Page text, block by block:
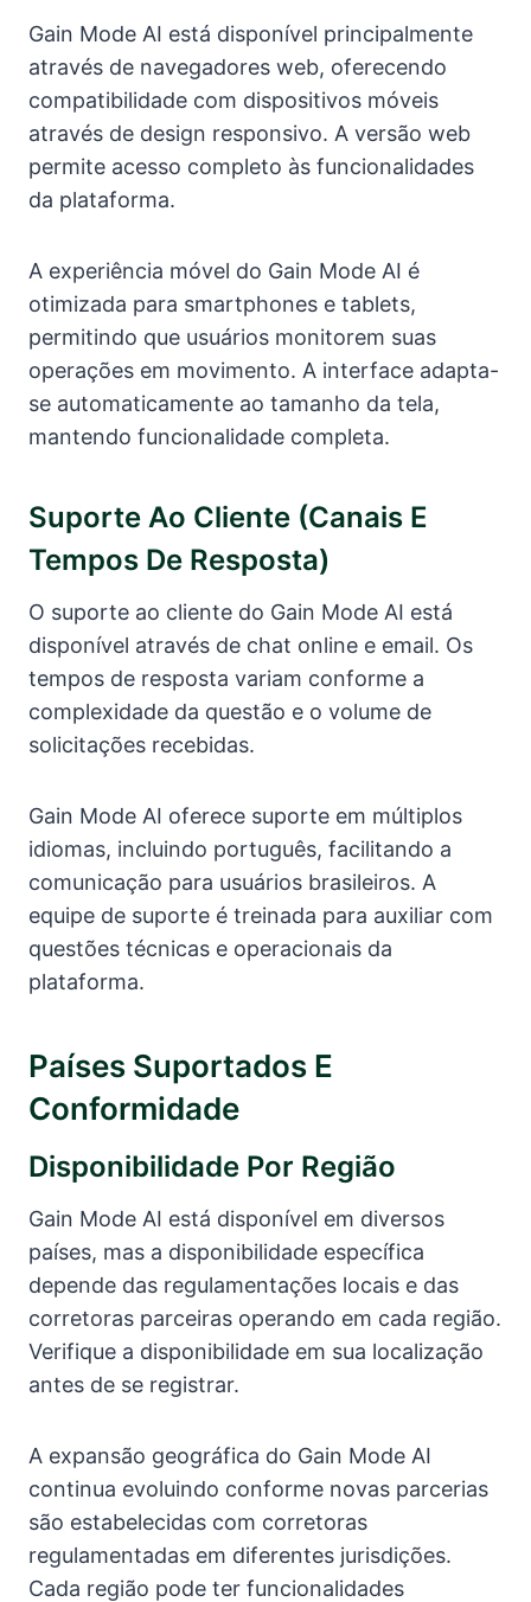
Gain Mode AI está disponível principalmente
através de navegadores web, oferecendo
compatibilidade com dispositivos móveis
através de design responsivo. A versão web
permite acesso completo às funcionalidades
da plataforma.
A experiência móvel do Gain Mode AI é
otimizada para smartphones e tablets,
permitindo que usuários monitorem suas
operações em movimento. A interface adapta-
se automaticamente ao tamanho da tela,
mantendo funcionalidade completa.
Suporte Ao Cliente (canais E
Tempos De Resposta)
O suporte ao cliente do Gain Mode AI está
disponível através de chat online e email. Os
tempos de resposta variam conforme a
complexidade da questão e o volume de
solicitações recebidas.
Gain Mode AI oferece suporte em múltiplos
idiomas, incluindo português, facilitando a
comunicação para usuários brasileiros. A
equipe de suporte é treinada para auxiliar com
questões técnicas e operacionais da
plataforma.
Países Suportados E
Conformidade
Disponibilidade Por Região
Gain Mode AI está disponível em diversos
países, mas a disponibilidade específica
depende das regulamentações locais e das
corretoras parceiras operando em cada região.
Verifique a disponibilidade em sua localização
antes de se registrar.
A expansão geográfica do Gain Mode AI
continua evoluindo conforme novas parcerias
são estabelecidas com corretoras
regulamentadas em diferentes jurisdições.
Cada região pode ter funcionalidades